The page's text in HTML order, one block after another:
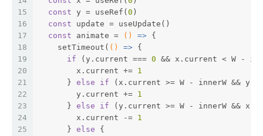
15
16
17
18
19
20
21
22
23
24
25
const y = useRef( 0 )
const update = useUpdate()
const animate = () => {
    setTimeout(
() => {
if (y.current === 0 && x.current < W -
        x.current +=
1
      }
else if (x.current >= W - innerW &&
        y.current +=
1
      }
else if (y.current >= W - innerW &&
        x.current -=
1
      }
else {